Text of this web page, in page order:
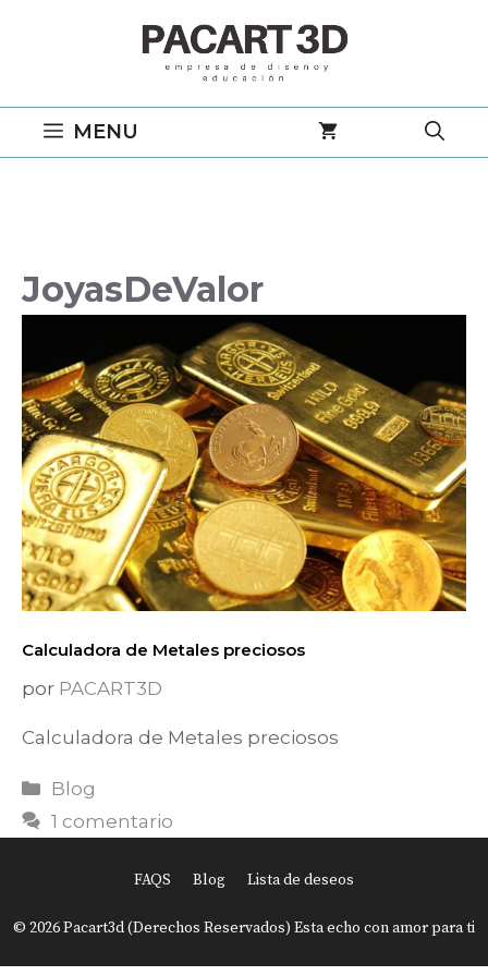
MENU
JoyasDeValor
Calculadora de Metales preciosos
por PACART3D
Calculadora de Metales preciosos
Categorías
Blog
1 comentario
FAQS Blog Lista de deseos
© 2026 Pacart3d (Derechos Reservados) Esta echo con amor para ti
0.00
Finalizar Compra